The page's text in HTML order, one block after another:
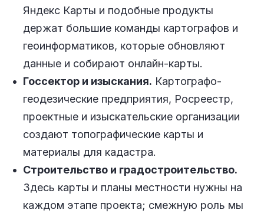
Яндекс Карты и подобные продукты
держат большие команды картографов и
геоинформатиков, которые обновляют
данные и собирают онлайн-карты.
Госсектор и изыскания. Картографо-
геодезические предприятия, Росреестр,
проектные и изыскательские организации
создают топографические карты и
материалы для кадастра.
Строительство и градостроительство.
Здесь карты и планы местности нужны на
каждом этапе проекта; смежную роль мы